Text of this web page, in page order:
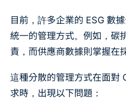
目前，許多企業的 ESG 數
統一的管理方式。例如，碳
責，而供應商數據則掌握在
這種分散的管理方式在面對
求時，出現以下問題：